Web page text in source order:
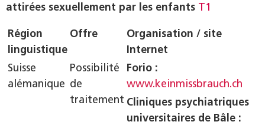
attirées sexuellement par les enfants T1
Région
linguistique
Offre
Organisation / site
Internet
Suisse
alémanique
Possibilité
de
traitement
Forio :
www.keinmissbrauch.ch
Cliniques psychiatriques
universitaires de Bâle :